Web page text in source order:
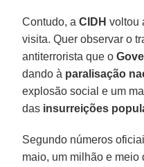
Contudo, aCIDH voltou
visita. Quer observar o
antiterrorista que o
dando à paralisação
explosão social e um
das insurreições
Segundo números
maio, um milhão e meio